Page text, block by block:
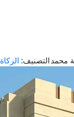
محمدالتصنيف: الزكاة